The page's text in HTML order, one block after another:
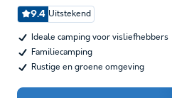
9.4 Uitstekend
Ideale camping voor visliefhebbers
Familiecamping
Rustige en groene omgeving